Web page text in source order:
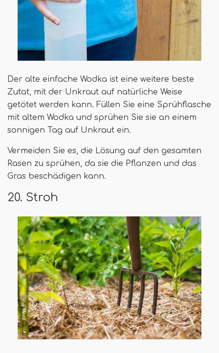
Der alte einfache Wodka ist eine weitere beste
Zutat, mit der Unkraut auf natürliche Weise
getötet werden kann. Füllen Sie eine Sprühflasche
mit altem Wodka und sprühen Sie sie an einem
sonnigen Tag auf Unkraut ein.
Vermeiden Sie es, die Lösung auf den gesamten
Rasen zu sprühen, da sie die Pflanzen und das
Gras beschädigen kann.
20. Stroh